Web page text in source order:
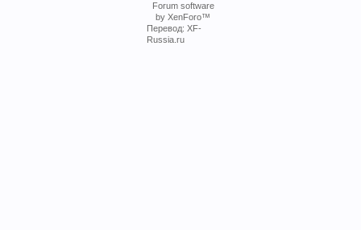
Forum software
by XenForo™
Перевод: XF-
Russia.ru